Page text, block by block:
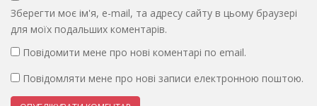
Зберегти моє ім'я, e-mail, та адресу сайту в цьому браузері
для моїх подальших коментарів.
Повідомити мене про нові коментарі по email.
Повідомляти мене про нові записи електронною поштою.